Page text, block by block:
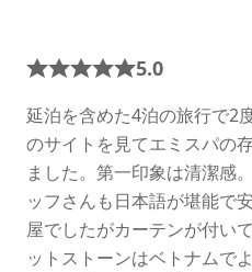
5.0
延泊を含めた4泊の旅行で2
のサイトを見てエミスパの
ました。第一印象は清潔感
ッフさんも日本語が堪能で
屋でしたがカーテンが付い
ットストーンはベトナムで